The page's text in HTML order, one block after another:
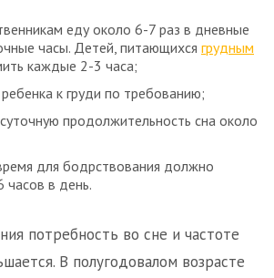
еду около 6-7 раз в дневные
часы. Детей, питающихся грудным
каждые 2-3 часа;
к груди по требованию;
продолжительность сна около
для бодрствования должно
часов в день.
потребность во сне и частоте
В полугодовалом возрасте